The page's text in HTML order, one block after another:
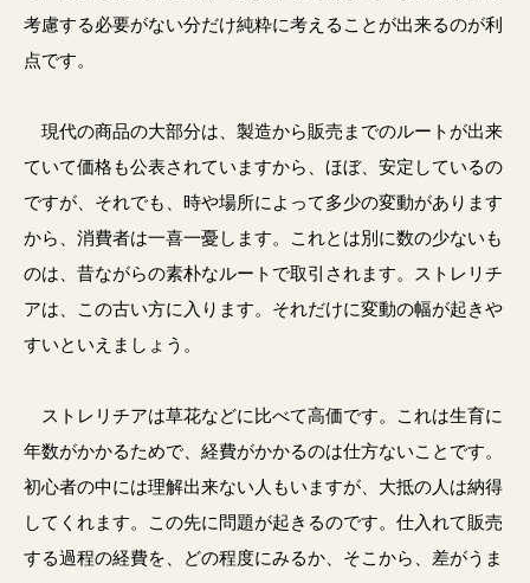
考慮する必要がない分だけ純粋に考えることが出来るのが利
点です。
現代の商品の大部分は、製造から販売までのルートが出来
ていて価格も公表されていますから、ほぼ、安定しているの
ですが、それでも、時や場所によって多少の変動があります
から、消費者は一喜一憂します。これとは別に数の少ないも
のは、昔ながらの素朴なルートで取引されます。ストレリチ
アは、この古い方に入ります。それだけに変動の幅が起きや
すいといえましょう。
ストレリチアは草花などに比べて高価です。これは生育に
年数がかかるためで、経費がかかるのは仕方ないことです。
初心者の中には理解出来ない人もいますが、大抵の人は納得
してくれます。この先に問題が起きるのです。仕入れて販売
する過程の経費を、どの程度にみるか、そこから、差がうま